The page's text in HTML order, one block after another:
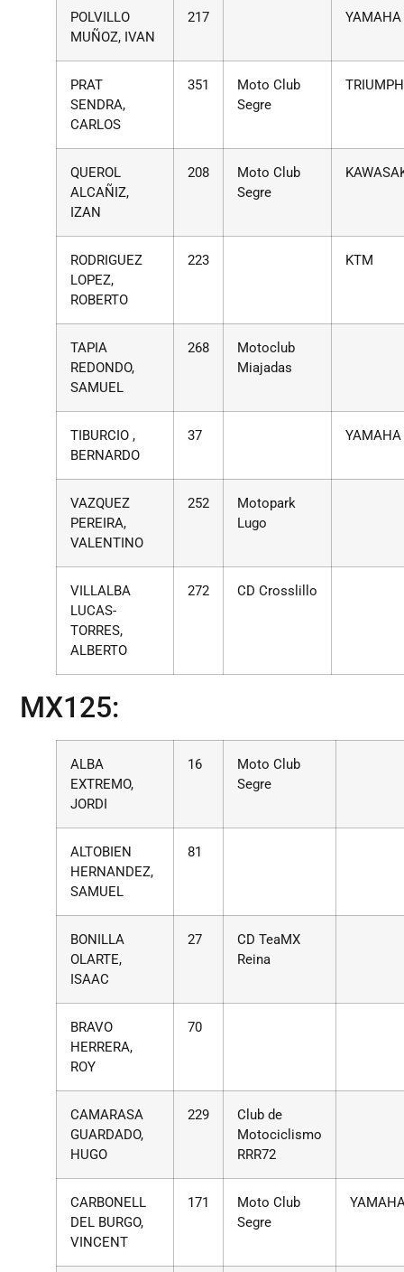
POLVILLO
MUÑOZ, IVAN
217 YAMAHA
PRAT
SENDRA,
CARLOS
351
Moto Club
Segre
TRIUMPH
QUEROL
ALCAÑIZ,
IZAN
208
Moto Club
Segre
RODRIGUEZ
LOPEZ,
ROBERTO
223 KTM
TAPIA
REDONDO,
SAMUEL
268
Motoclub
Miajadas
TIBURCIO ,
BERNARDO
37 YAMAHA
VAZQUEZ
PEREIRA,
VALENTINO
252
Motopark
Lugo
VILLALBA
LUCAS-
TORRES,
ALBERTO
272 CD Crosslillo
MX125:
ALBA
EXTREMO,
JORDI
16
Moto Club
Segre
ALTOBIEN
HERNANDEZ,
SAMUEL
81
BONILLA
OLARTE,
ISAAC
27
CD TeaMX
Reina
BRAVO
HERRERA,
ROY
70
CAMARASA
GUARDADO,
HUGO
229
Club de
Motociclismo
RRR72
CARBONELL
DEL BURGO,
VINCENT
171
Moto Club
Segre